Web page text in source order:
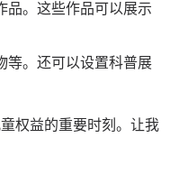
品。这些作品可以展示
等。还可以设置科普展
权益的重要时刻。让我